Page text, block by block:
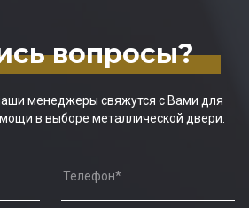
вопросы?
менеджеры свяжутся с Вами для
в выборе металлической двери.